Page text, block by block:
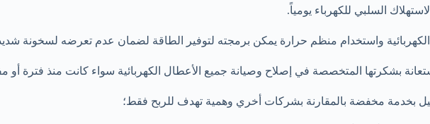
السلبي للكهرباء يومياً.
الكهربائية واستخدام منظم حرارة يمكن برمجته لتوفير الطاقة لضمان عدم تعرضه لسخونة
بشكرتها المتخصصة في إصلاح وصيانة جميع الأعطال الكهربائية سواء كانت منذ فترة أو
بخدمة مخفضة بالمقارنة بشركات أخري وهمية تهدف للربح فقط؛